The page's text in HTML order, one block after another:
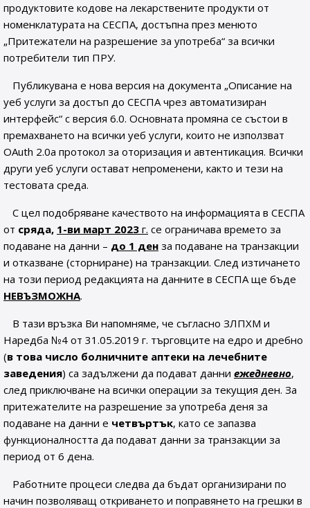
продуктовите кодове на лекарствените продукти от
номенклатурата на СЕСПА, достъпна през менюто
„Притежатели на разрешение за употреба“ за всички
потребители тип ПРУ.
Публикувана е нова версия на документа „Описание на
уеб услуги за достъп до СЕСПА чрез автоматизиран
интерфейс“ с версия 6.0. Основната промяна се състои в
премахването на всички уеб услуги, които не използват
OAuth 2.0a протокол за оторизация и автентикация. Всички
други уеб услуги остават непроменени, както и тези на
тестовата среда.
С цел подобряване качеството на информацията в СЕСПА
от сряда, 1-ви март 2023 г. се ограничава времето за
подаване на данни – до 1 ден за подаване на транзакции
и отказване (сторниране) на транзакции. След изтичането
на този период редакцията на данните в СЕСПА ще бъде
НЕВЪЗМОЖНА.
В тази връзка Ви напомняме, че съгласно ЗЛПХМ и
Наредба №4 от 31.05.2019 г. търговците на едро и дребно
(в това число болничните аптеки на лечебните
заведения) са задължени да подават данни ежедневно,
след приключване на всички операции за текущия ден. За
притежателите на разрешение за употреба деня за
подаване на данни е четвъртък, като се запазва
функционалността да подават данни за транзакции за
период от 6 дена.
Работните процеси следва да бъдат организирани по
начин позволяващ откриването и поправянето на грешки в